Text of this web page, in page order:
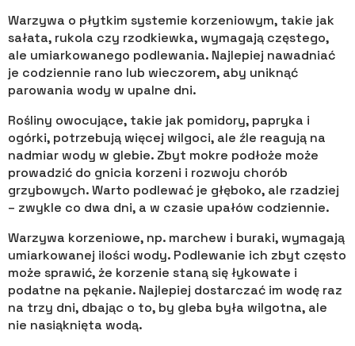
Warzywa o płytkim systemie korzeniowym, takie jak
sałata, rukola czy rzodkiewka, wymagają częstego,
ale umiarkowanego podlewania. Najlepiej nawadniać
je codziennie rano lub wieczorem, aby uniknąć
parowania wody w upalne dni.
Rośliny owocujące, takie jak pomidory, papryka i
ogórki, potrzebują więcej wilgoci, ale źle reagują na
nadmiar wody w glebie. Zbyt mokre podłoże może
prowadzić do gnicia korzeni i rozwoju chorób
grzybowych. Warto podlewać je głęboko, ale rzadziej
– zwykle co dwa dni, a w czasie upałów codziennie.
Warzywa korzeniowe, np. marchew i buraki, wymagają
umiarkowanej ilości wody. Podlewanie ich zbyt często
może sprawić, że korzenie staną się łykowate i
podatne na pękanie. Najlepiej dostarczać im wodę raz
na trzy dni, dbając o to, by gleba była wilgotna, ale
nie nasiąknięta wodą.